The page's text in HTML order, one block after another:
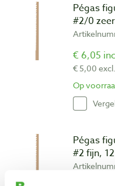
Pégas
#2/0
€ 6,05
€ 5,00
Op
Pégas
#2 fijn,